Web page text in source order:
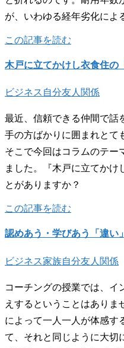
が、いわゆる経年劣化によ
この記事を読む
木戸に立てかけし衣食住の
ビジネス 自分友人関係
最近、信頼できる仲間で話
手の方ばかりに囲まれとて
そこで今回はコラムのテー
ました。『木戸に立てかけ
とがありますか？
この記事を読む
認めあう・学びあう「違い」
ビジネス家族自分友人関係
コーチングの授業では、イ
えするということはありま
によって一人一人が体感す
て、それと同じように大切